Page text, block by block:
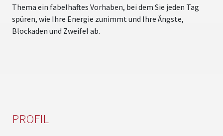
Thema ein fabelhaftes Vorhaben, bei dem Sie jeden Tag
spüren, wie Ihre Energie zunimmt und Ihre Ängste,
Blockaden und Zweifel ab.
PROFIL